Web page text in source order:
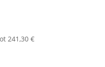
241,30 €